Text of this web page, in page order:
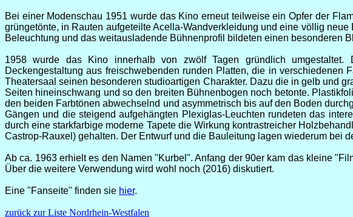
Bei einer Modenschau 1951 wurde das Kino erneut teilweise ein Opfer der
grüngetönte, in Rauten aufgeteilte Acella-Wandverkleidung und eine völlig
Beleuchtung und das weitausladende Bühnenprofil bildeten einen besonderen
1958 wurde das Kino innerhalb von zwölf Tagen gründlich umgestaltet.
Deckengestaltung aus freischwebenden runden Platten, die in
Theatersaal seinen besonderen studioartigen Charakter. Dazu die in gelb und
Seiten hineinschwang und so den breiten Bühnenbogen noch betonte.
den beiden Farbtönen abwechselnd und asymmetrisch bis auf den Boden
Gängen und die steigend aufgehängten Plexiglas-Leuchten rundeten das
durch eine starkfarbige moderne Tapete die Wirkung kontrastreicher
Castrop-Rauxel) gehalten. Der Entwurf und die Bauleitung lagen wiederum bei
Ab ca. 1963 erhielt es den Namen "Kurbel". Anfang der 90er kam das kleine
Über die weitere Verwendung wird wohl noch (2016) diskutiert.
Eine "Fanseite" finden sie hier.
zurück zur Liste Nordrhein-Westfalen